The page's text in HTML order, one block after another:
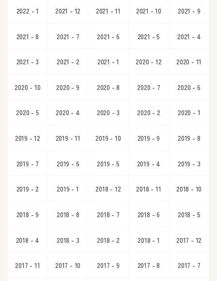
2022 - 1 2021 - 12 2021 - 11 2021 - 10 2021 - 9
2021 - 8 2021 - 7 2021 - 6 2021 - 5 2021 - 4
2021 - 3 2021 - 2 2021 - 1 2020 - 12 2020 - 11
2020 - 10 2020 - 9 2020 - 8 2020 - 7 2020 - 6
2020 - 5 2020 - 4 2020 - 3 2020 - 2 2020 - 1
2019 - 12 2019 - 11 2019 - 10 2019 - 9 2019 - 8
2019 - 7 2019 - 6 2019 - 5 2019 - 4 2019 - 3
2019 - 2 2019 - 1 2018 - 12 2018 - 11 2018 - 10
2018 - 9 2018 - 8 2018 - 7 2018 - 6 2018 - 5
2018 - 4 2018 - 3 2018 - 2 2018 - 1 2017 - 12
2017 - 11 2017 - 10 2017 - 9 2017 - 8 2017 - 7